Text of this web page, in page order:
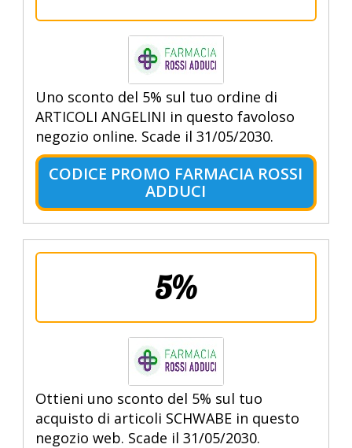
Uno sconto del 5% sul tuo ordine di
ARTICOLI ANGELINI in questo favoloso
negozio online. Scade il 31/05/2030.
CODICE PROMO FARMACIA ROSSI
ADDUCI
5%
Ottieni uno sconto del 5% sul tuo
acquisto di articoli SCHWABE in questo
negozio web. Scade il 31/05/2030.